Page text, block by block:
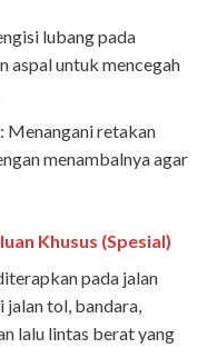
lubang pada
aspal untuk mencegah
: Menangani retakan
menambalnya agar
Khusus (Spesial)
pada jalan
jalan tol, bandara,
lalu lintas berat yang